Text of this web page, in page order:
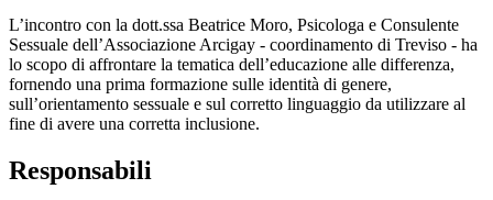
L’incontro con la dott.ssa Beatrice Moro, Psicologa e Consulente
Sessuale dell’Associazione Arcigay - coordinamento di Treviso - ha
lo scopo di affrontare la tematica dell’educazione alle differenza,
fornendo una prima formazione sulle identità di genere,
sull’orientamento sessuale e sul corretto linguaggio da utilizzare al
fine di avere una corretta inclusione.
Responsabili